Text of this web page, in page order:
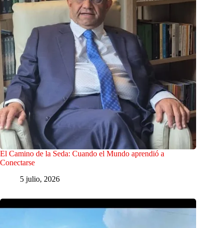
El Camino de la Seda: Cuando el Mundo aprendió a
Conectarse
5 julio, 2026